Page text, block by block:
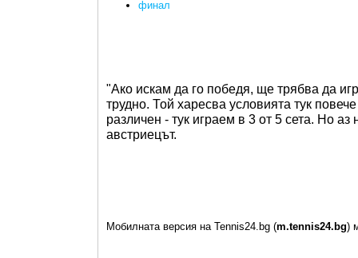
финал
"Ако искам да го победя, ще трябва да
трудно. Той харесва условията тук
различен - тук играем в 3 от 5 сета. Но
австриецът.
Мобилната версия на Tennis24.bg (m.tennis24.bg)